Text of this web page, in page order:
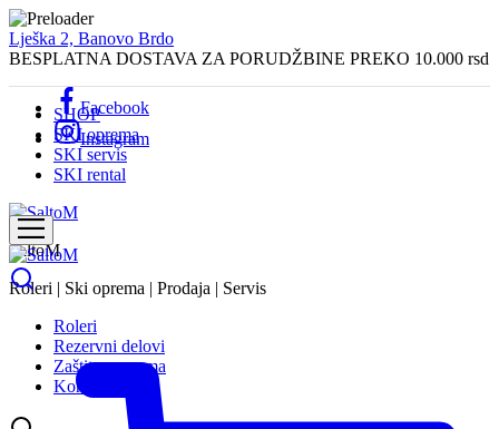
Lješka 2, Banovo Brdo
BESPLATNA DOSTAVA ZA PORUDŽBINE PREKO 10.000 rsd
Facebook
Instagram
SHOP
SKI oprema
SKI servis
SKI rental
SaltoM
Roleri | Ski oprema | Prodaja | Servis
Roleri
Rezervni delovi
Zaštitna oprema
Kontakt